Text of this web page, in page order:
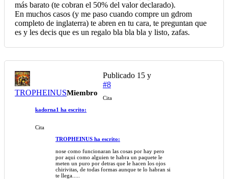
más barato (te cobran el 50% del valor declarado).
En muchos casos (y me paso cuando compre un gdrom
completo de inglaterra) te abren en tu cara, te preguntan que
es y les decis que es un regalo bla bla bla y listo, zafas.
TROPHEINUSMiembro
Publicado 15 y
#8
Cita
kadorna1 ha escrito:
Cita
TROPHEINUS ha escrito:
nose como funcionaran las cosas por hay pero
por aqui como alguien te habra un paquete le
meten un puro por detras que le hacen los ojos
chirivitas, de todas formas aunque te lo habran si
te llega.....